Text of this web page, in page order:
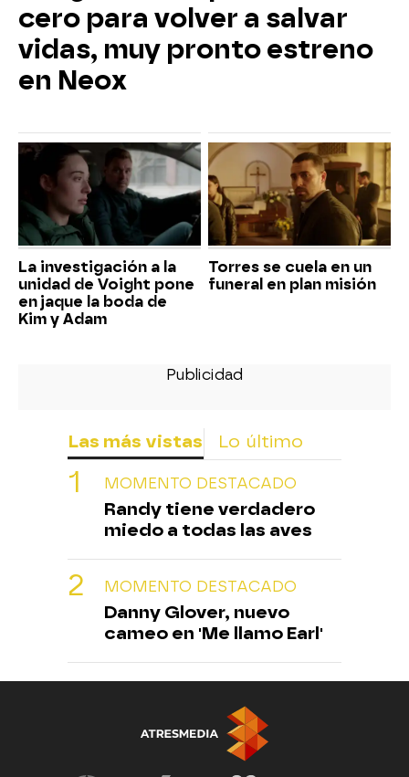
cero para volver a salvar
vidas, muy pronto estreno
en Neox
La investigación a la
unidad de Voight pone
en jaque la boda de
Kim y Adam
Torres se cuela en un
funeral en plan misión
Las más vistas Lo último
MOMENTO DESTACADO
Randy tiene verdadero
miedo a todas las aves
MOMENTO DESTACADO
Danny Glover, nuevo
cameo en 'Me llamo Earl'